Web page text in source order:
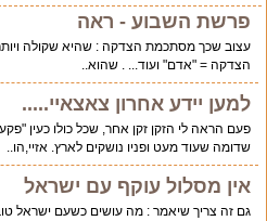
פרשת השבוע - ראה
עצוב שכך מסתכמת הצדקה : שהיא שקולה
הצדקה = "אדם" ועוד... . שהוא..
למען יידע אחרון צאצאיי.....
פעם הראה לי הזקן זקן אחר, שכל כולו כעין
שדומה שעוד מעט ופניו נושקים לארץ. אזיי,הו..
אין מסלול עוקף עם ישראל
גם זה צריך שיאמר : מה עושים כשעם ישראל טובל